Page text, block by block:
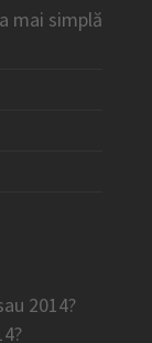
mai simplă
2014?